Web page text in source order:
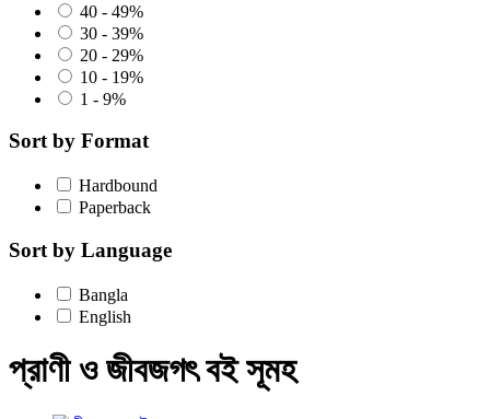
40 - 49%
30 - 39%
20 - 29%
10 - 19%
1 - 9%
Sort by Format
Hardbound
Paperback
Sort by Language
Bangla
English
প্রাণী ও জীবজগৎ বই সূমহ